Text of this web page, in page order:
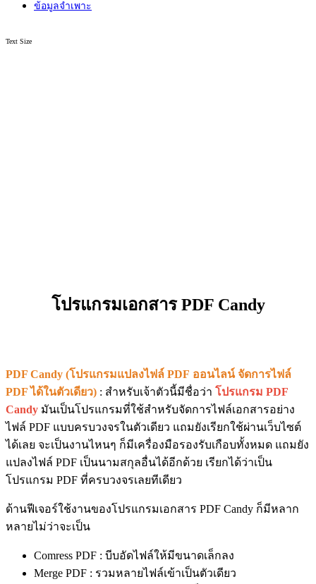
ข้อมูลจำเพาะ
Text Size
โปรแกรมเอกสาร PDF Candy
PDF Candy (โปรแกรมแปลงไฟล์ PDF ออนไลน์ จัดการไฟล์
PDF ได้ในตัวเดียว) : สำหรับเจ้าตัวนี้มีชื่อว่า โปรแกรม PDF
Candy มันเป็นโปรแกรมที่ใช้สำหรับจัดการไฟล์เอกสารอย่าง
ไฟล์ PDF แบบครบวงจรในตัวเดียว แถมยังเรียกใช้ผ่านเว็บไซต์
ได้เลย จะเป็นงานไหนๆ ก็มีเครื่องมือรองรับเกือบทั้งหมด แถมยัง
แปลงไฟล์ PDF เป็นนามสกุลอื่นได้อีกด้วย เรียกได้ว่าเป็น
โปรแกรม PDF ที่ครบวงจรเลยทีเดียว
ด้านฟีเจอร์ใช้งานของโปรแกรมเอกสาร PDF Candy ก็มีหลาก
หลายไม่ว่าจะเป็น
Comress PDF : บีบอัดไฟล์ให้มีขนาดเล็กลง
Merge PDF : รวมหลายไฟล์เข้าเป็นตัวเดียว